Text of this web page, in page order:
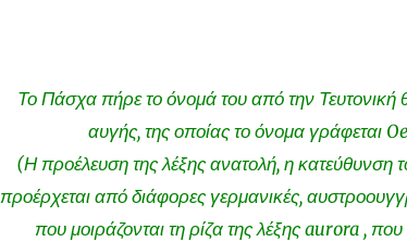
Το Πάσχα πήρε το όνομά του από την Τευτονική
αυγής, της οποίας το όνομα γράφεται
(Η προέλευση της λέξης ανατολή, η κατεύθυνση
προέρχεται από διάφορες γερμανικές,
που μοιράζονται τη ρίζα της λέξης aurora ,